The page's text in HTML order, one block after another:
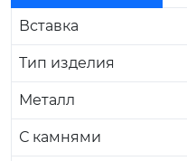
Вставка
Тип изделия
Металл
С камнями